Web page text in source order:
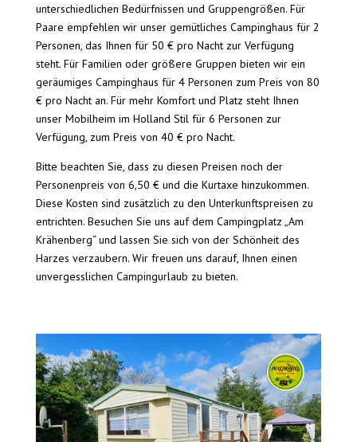
unterschiedlichen Bedürfnissen und Gruppengrößen. Für
Paare empfehlen wir unser gemütliches Campinghaus für 2
Personen, das Ihnen für 50 € pro Nacht zur Verfügung
steht. Für Familien oder größere Gruppen bieten wir ein
geräumiges Campinghaus für 4 Personen zum Preis von 80
€ pro Nacht an. Für mehr Komfort und Platz steht Ihnen
unser Mobilheim im Holland Stil für 6 Personen zur
Verfügung, zum Preis von 40 € pro Nacht.
Bitte beachten Sie, dass zu diesen Preisen noch der
Personenpreis von 6,50 € und die Kurtaxe hinzukommen.
Diese Kosten sind zusätzlich zu den Unterkunftspreisen zu
entrichten. Besuchen Sie uns auf dem Campingplatz „Am
Krähenberg“ und lassen Sie sich von der Schönheit des
Harzes verzaubern. Wir freuen uns darauf, Ihnen einen
unvergesslichen Campingurlaub zu bieten.